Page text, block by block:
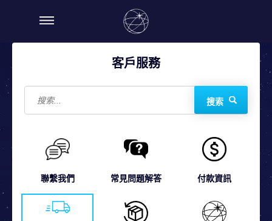
客戶服務
搜索
聯繫我們 常見問題解答 付款資訊